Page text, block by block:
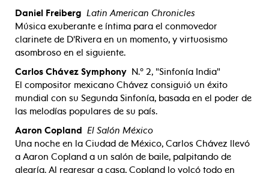
Daniel Freiberg Latin American Chronicles
Música exuberante e íntima para el conmovedor
clarinete de D'Rivera en un momento, y virtuosismo
asombroso en el siguiente.
Carlos Chávez Symphony N.º 2, "Sinfonía India"
El compositor mexicano Chávez consiguió un éxito
mundial con su Segunda Sinfonía, basada en el poder de
las melodías populares de su país.
Aaron Copland El Salón México
Una noche en la Ciudad de México, Carlos Chávez llevó
a Aaron Copland a un salón de baile, palpitando de
alegría. Al regresar a casa, Copland lo volcó todo en